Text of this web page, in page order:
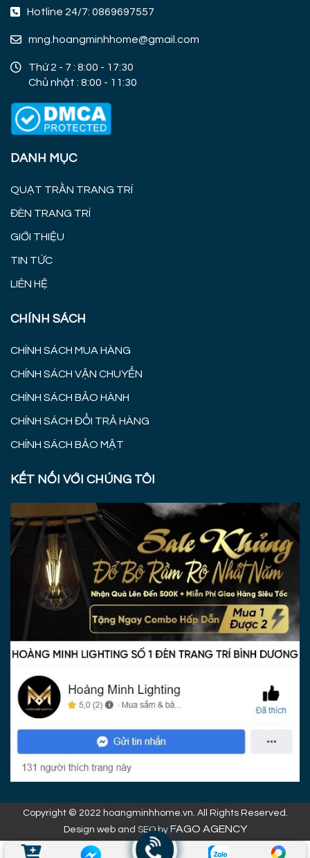
Hotline 24/7: 0869697557
mng.hoangminhhome@gmail.com
Thứ 2 - 7 : 8:00 - 17:30
Chủ nhật : 8:00 - 11:30
DANH MỤC
QUẠT TRẦN TRANG TRÍ
ĐÈN TRANG TRÍ
GIỚI THIỆU
TIN TỨC
LIÊN HỆ
CHÍNH SÁCH
CHÍNH SÁCH MUA HÀNG
CHÍNH SÁCH VẬN CHUYỂN
CHÍNH SÁCH BẢO HÀNH
CHÍNH SÁCH ĐỔI TRẢ HÀNG
CHÍNH SÁCH BẢO MẬT
KẾT NỐI VỚI CHÚNG TÔI
Copyright © 2022 hoangminhhome.vn. All Rights Reserved.
Design web and SEO by FAGO AGENCY